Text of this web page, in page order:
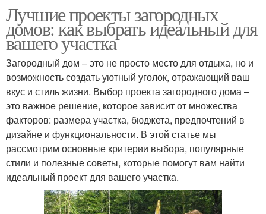
Лучшие проекты загородных
домов: как выбрать идеальный для
вашего участка
Загородный дом – это не просто место для отдыха, но и
возможность создать уютный уголок, отражающий ваш
вкус и стиль жизни. Выбор проекта загородного дома –
это важное решение, которое зависит от множества
факторов: размера участка, бюджета, предпочтений в
дизайне и функциональности. В этой статье мы
рассмотрим основные критерии выбора, популярные
стили и полезные советы, которые помогут вам найти
идеальный проект для вашего участка.